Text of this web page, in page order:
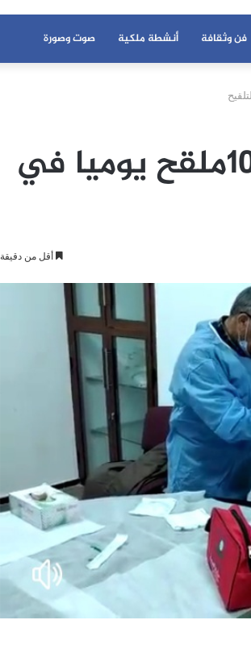
فن وثقافة أنشطة ملكية صوت وصورة
الخميسات: تجاوز عتبة 10000ملقح يوميا في
أقل من دقيقة